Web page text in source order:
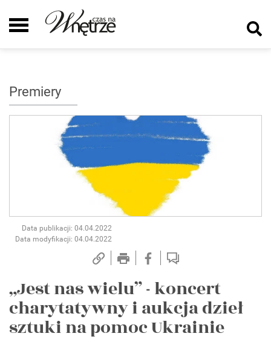
Premiery
Data publikacji: 04.04.2022
Data modyfikacji: 04.04.2022
„Jest nas wielu” - koncert
charytatywny i aukcja dzieł
sztuki na pomoc Ukrainie